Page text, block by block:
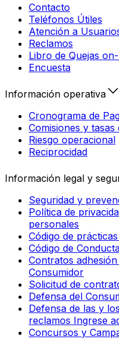
Contacto
Teléfonos Útiles
Atención a
Reclamos
Libro de Quejas
Encuesta
Información operativa
Cronograma de
Comisiones y tasas
Riesgo operacional
Reciprocidad
Información legal y
Seguridad y
Política de
personales
Código de
Código de
Contratos
Consumidor
Solicitud de
Defensa del
Defensa de las y
reclamos Ingrese
Concursos y